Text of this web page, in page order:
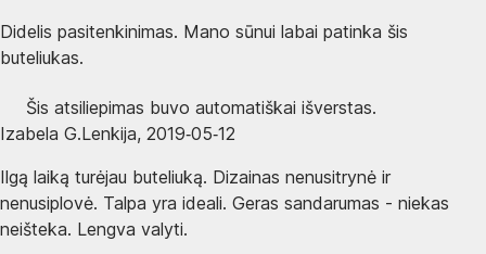
Didelis pasitenkinimas. Mano sūnui labai patinka šis
buteliukas.
Šis atsiliepimas buvo automatiškai išverstas.
Izabela G.Lenkija, 2019‑05‑12
Ilgą laiką turėjau buteliuką. Dizainas nenusitrynė ir
nenusiplovė. Talpa yra ideali. Geras sandarumas - niekas
neišteka. Lengva valyti.